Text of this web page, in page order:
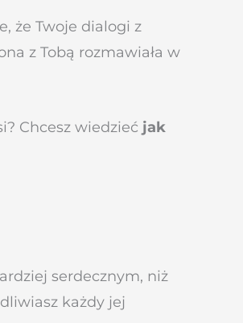
że Twoje dialogi z
z Tobą rozmawiała w
Chcesz wiedzieć jak
serdecznym, niż
każdy jej